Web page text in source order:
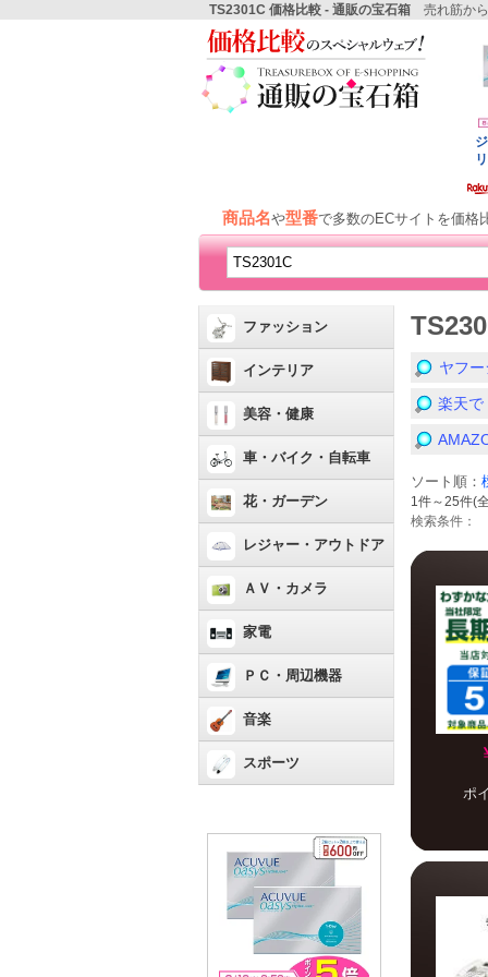
TS2301C 価格比較 - 通販の宝石箱 売れ筋か
商品名や型番で多数のECサイトを価
ファッション
インテリア
美容・健康
車・バイク・自転車
花・ガーデン
レジャー・アウトドア
ＡＶ・カメラ
家電
ＰＣ・周辺機器
音楽
スポーツ
ヤフ
楽天で
ソート順：
1件～25件(
検索条件：
ポ